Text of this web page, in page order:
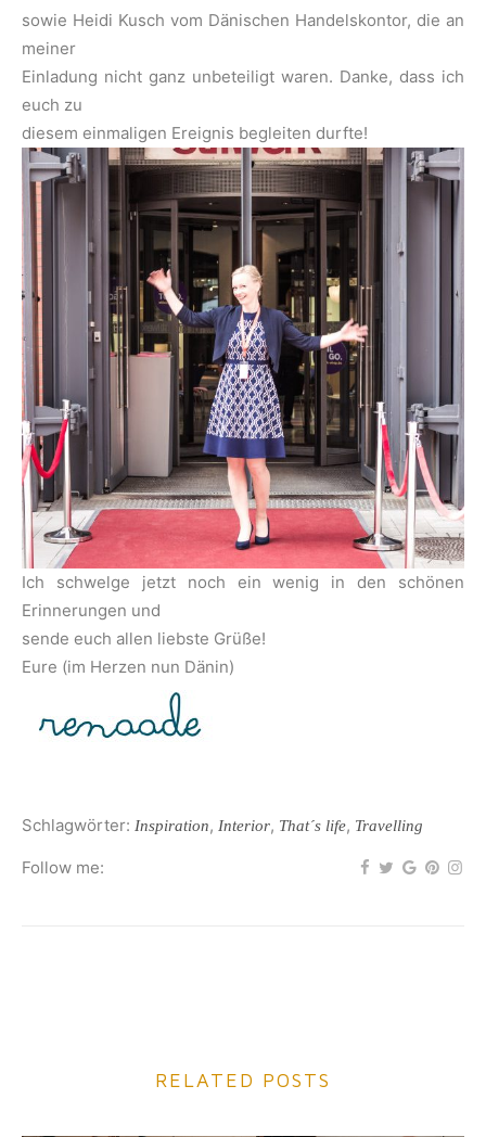
sowie Heidi Kusch vom Dänischen Handelskontor, die an
meiner
Einladung nicht ganz unbeteiligt waren. Danke, dass ich
euch zu
diesem einmaligen Ereignis begleiten durfte!
Ich schwelge jetzt noch ein wenig in den schönen
Erinnerungen und
sende euch allen liebste Grüße!
Eure (im Herzen nun Dänin)
Schlagwörter: Inspiration, Interior, That´s life, Travelling
Follow me:
RELATED POSTS